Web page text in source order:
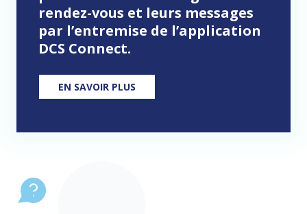
rendez-vous et leurs messages
par l’entremise de l’application
DCS Connect.
EN SAVOIR PLUS